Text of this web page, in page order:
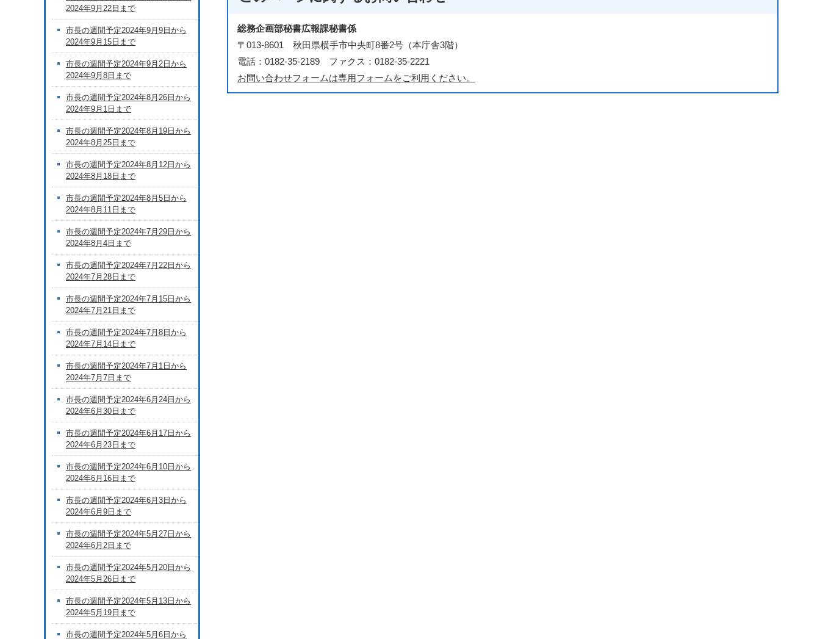
総務企画部秘書広報課秘書係
〒013-8601 秋田県横手市中央町8番2号（本庁舎3階）
電話：0182-35-2189 ファクス：0182-35-2221
お問い合わせフォームは専用フォームをご利用ください。
2024年9月22日まで
市長の週間予定2024年9月9日から
2024年9月15日まで
市長の週間予定2024年9月2日から
2024年9月8日まで
市長の週間予定2024年8月26日から
2024年9月1日まで
市長の週間予定2024年8月19日から
2024年8月25日まで
市長の週間予定2024年8月12日から
2024年8月18日まで
市長の週間予定2024年8月5日から
2024年8月11日まで
市長の週間予定2024年7月29日から
2024年8月4日まで
市長の週間予定2024年7月22日から
2024年7月28日まで
市長の週間予定2024年7月15日から
2024年7月21日まで
市長の週間予定2024年7月8日から
2024年7月14日まで
市長の週間予定2024年7月1日から
2024年7月7日まで
市長の週間予定2024年6月24日から
2024年6月30日まで
市長の週間予定2024年6月17日から
2024年6月23日まで
市長の週間予定2024年6月10日から
2024年6月16日まで
市長の週間予定2024年6月3日から
2024年6月9日まで
市長の週間予定2024年5月27日から
2024年6月2日まで
市長の週間予定2024年5月20日から
2024年5月26日まで
市長の週間予定2024年5月13日から
2024年5月19日まで
市長の週間予定2024年5月6日から